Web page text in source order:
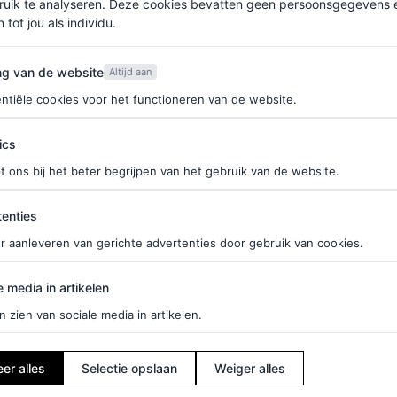
filters. Dit zijn filters die een laag op het
de huid beschermd tegen de zon en
filters, je twintig tot dertig minuten
hier in voor de Vogue-nieuwsbrief.
beautymerk, geschikt voor de gevoelige en
te analyseren. Deze cookies bevatten geen persoonsgegevens
tot jou als individu.
de website
van de website Altijd aan
cookies voor het functioneren van de website.
ons bij het beter begrijpen van het gebruik van de website.
aanleveren van gerichte advertenties door gebruik van cookies.
in artikelen
media in artikelen
zien van sociale media in artikelen.
alles Selectie opslaan Weiger alles